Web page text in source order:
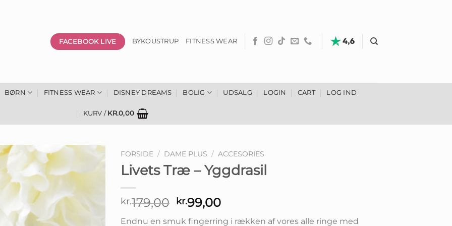
FACEBOOK LIVE BYKOUSTRUP FITNESS WEAR
BØRN FITNESS WEAR DISNEY DREAMS BOLIG UDSALG LOGIN CART LOG IND
KURV / KR.0,00
FORSIDE / DAME PLUS / ACCESORIES
Livets Træ – Yggdrasil
kr.179,00 Den
kr.99,00Den
Endnu en smuk fingerring i rækken af vores alle ringe med